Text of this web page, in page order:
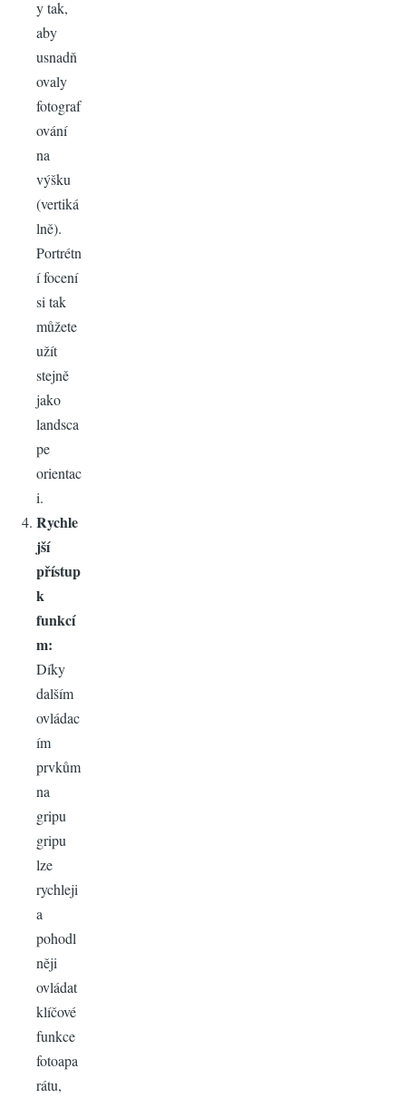
y tak,
aby
usnadň
ovaly
fotograf
ování
na
výšku
(vertiká
lně).
Portrétn
í focení
si tak
můžete
užít
stejně
jako
landsca
pe
orientac
i.
Rychle
jší
přístup
k
funkcí
m:
Díky
dalším
ovládac
ím
prvkům
na
gripu
gripu
lze
rychleji
a
pohodl
něji
ovládat
klíčové
funkce
fotoapa
rátu,